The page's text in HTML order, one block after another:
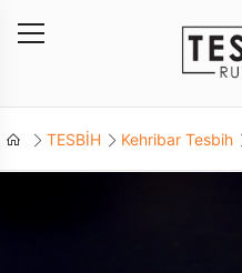
TESBİH Kehribar Tesbih